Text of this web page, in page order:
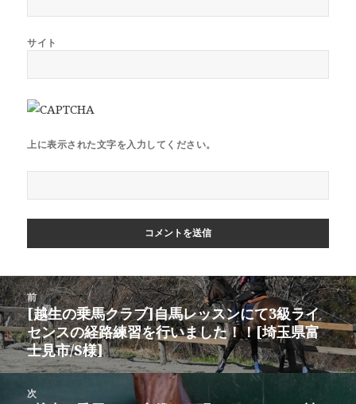
サイト
上に表示された文字を入力してください。
投
稿
ナ
ビ
ゲ
前
前
の
投
稿:
[越生の乗馬クラブ]自馬レッスンにて3級ライ
センスの経路練習を行いました！！[埼玉県富
士見市/S様]
次